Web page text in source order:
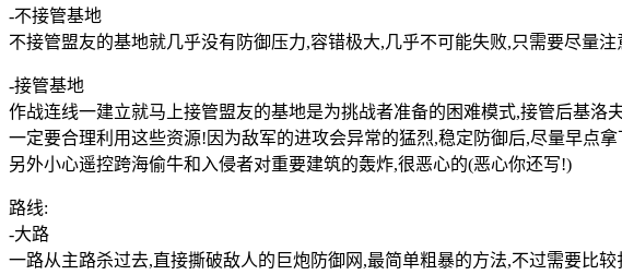
-不接管基地
不接管盟友的基地就几乎没有防御压力,容错极大,几乎不可能失败,只需要尽量
-接管基地
作战连线一建立就马上接管盟友的基地是为挑战者准备的困难模式,接管后基
一定要合理利用这些资源!因为敌军的进攻会异常的猛烈,稳定防御后,尽量早点
另外小心遥控跨海偷牛和入侵者对重要建筑的轰炸,很恶心的(恶心你还写!)
路线:
-大路
一路从主路杀过去,直接撕破敌人的巨炮防御网,最简单粗暴的方法,不过需要比较